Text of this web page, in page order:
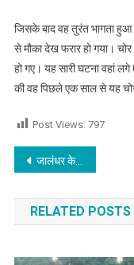
जिसके बाद वह तुरंत भागता हुआ
से मौका देख फरार हो गया।
हो गए। यह सारी घटना वहां
की वह पिछले एक साल से यह
Post Views: 797
Post
जालंधर के इस इलाके की एक खाली प्लाट से संदिग्ध परिस्थितियों में मिला युवक का शव, पढ़े
RELATED POSTS